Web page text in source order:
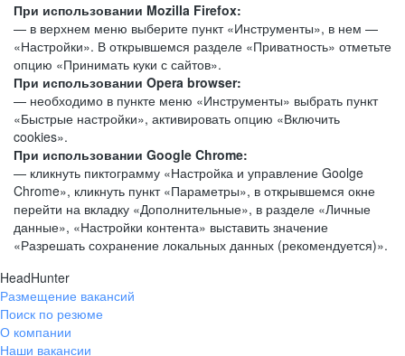
При использовании Mozilla Firefox:
— в верхнем меню выберите пункт «Инструменты», в нем —
«Настройки». В открывшемся разделе «Приватность» отметьте
опцию «Принимать куки с сайтов».
При использовании Opera browser:
— необходимо в пункте меню «Инструменты» выбрать пункт
«Быстрые настройки», активировать опцию «Включить
cookies».
При использовании Google Chrome:
— кликнуть пиктограмму «Настройка и управление Goolge
Chrome», кликнуть пункт «Параметры», в открывшемся окне
перейти на вкладку «Дополнительные», в разделе «Личные
данные», «Настройки контента» выставить значение
«Разрешать сохранение локальных данных (рекомендуется)».
HeadHunter
Размещение вакансий
Поиск по резюме
О компании
Наши вакансии